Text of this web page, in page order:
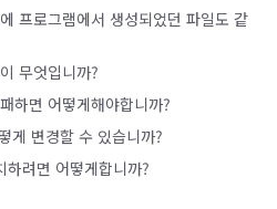
프로그램에서 생성되었던 파일도 같
무엇입니까?
하면 어떻게해야합니까?
게 변경할 수 있습니까?
려면 어떻게합니까?